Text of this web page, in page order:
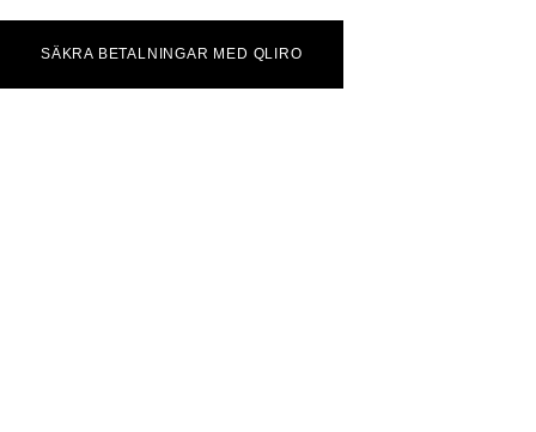
SÄKRA BETALNINGAR MED QLIRO